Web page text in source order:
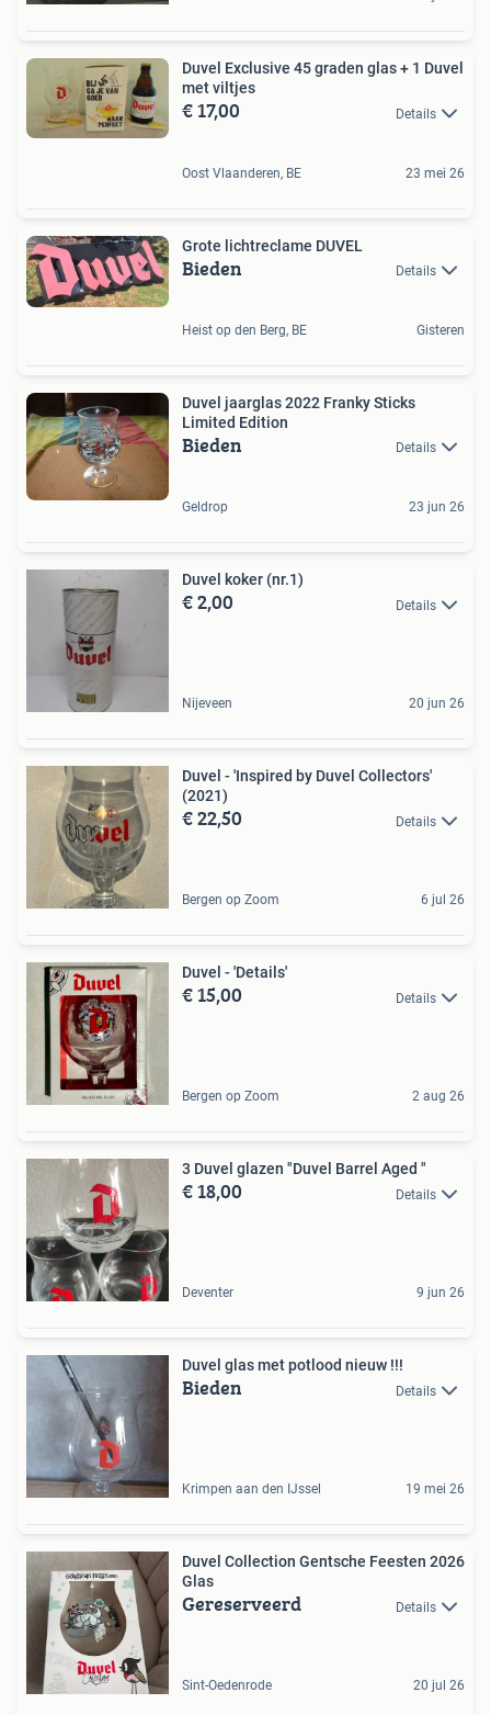
Duvel Exclusive 45 graden glas + 1 Duvel
met viltjes
€ 17,00 Details
Oost Vlaanderen, BE 23 mei 26
Grote lichtreclame DUVEL
Bieden Details
Heist op den Berg, BE Gisteren
Duvel jaarglas 2022 Franky Sticks
Limited Edition
Bieden Details
Geldrop 23 jun 26
Duvel koker (nr.1)
€ 2,00 Details
Nijeveen 20 jun 26
Duvel - 'Inspired by Duvel Collectors'
(2021)
€ 22,50 Details
Bergen op Zoom 6 jul 26
Duvel - 'Details'
€ 15,00 Details
Bergen op Zoom 2 aug 26
3 Duvel glazen "Duvel Barrel Aged "
€ 18,00 Details
Deventer 9 jun 26
Duvel glas met potlood nieuw !!!
Bieden Details
Krimpen aan den IJssel 19 mei 26
Duvel Collection Gentsche Feesten 2026
Glas
Gereserveerd Details
Sint-Oedenrode 20 jul 26